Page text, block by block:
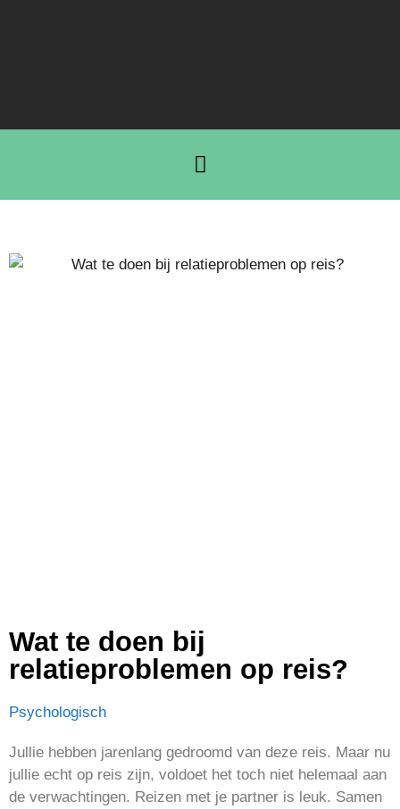
Wat te doen bij
relatieproblemen op reis?
Psychologisch
Jullie hebben jarenlang gedroomd van deze reis. Maar nu
jullie echt op reis zijn, voldoet het toch niet helemaal aan
de verwachtingen. Reizen met je partner is leuk. Samen